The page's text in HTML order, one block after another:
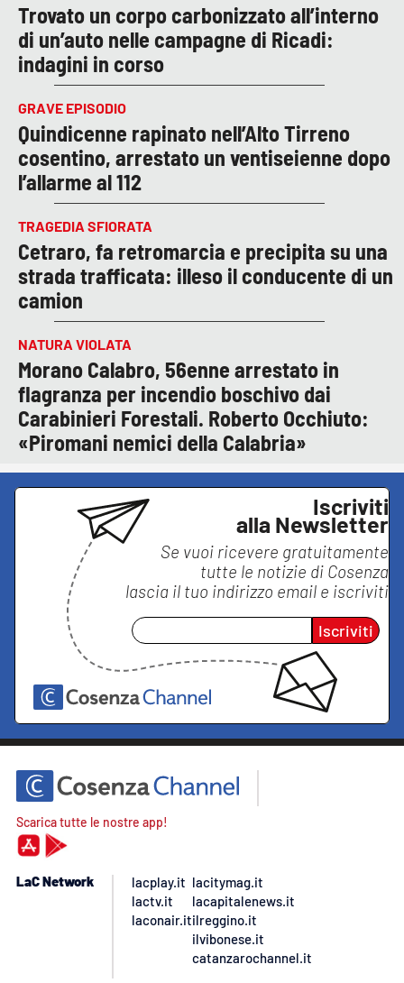
Trovato un corpo carbonizzato all’interno
di un’auto nelle campagne di Ricadi:
indagini in corso
GRAVE EPISODIO
Quindicenne rapinato nell’Alto Tirreno
cosentino, arrestato un ventiseienne dopo
l’allarme al 112
TRAGEDIA SFIORATA
Cetraro, fa retromarcia e precipita su una
strada trafficata: illeso il conducente di un
camion
NATURA VIOLATA
Morano Calabro, 56enne arrestato in
flagranza per incendio boschivo dai
Carabinieri Forestali. Roberto Occhiuto:
«Piromani nemici della Calabria»
Iscriviti
alla Newsletter
Se vuoi ricevere gratuitamente
tutte le notizie di Cosenza
lascia il tuo indirizzo email e iscriviti
Iscriviti
Scarica tutte le nostre app!
LaC Network
lacplay.it
lactv.it
laconair.it
lacitymag.it
lacapitalenews.it
ilreggino.it
ilvibonese.it
catanzarochannel.it